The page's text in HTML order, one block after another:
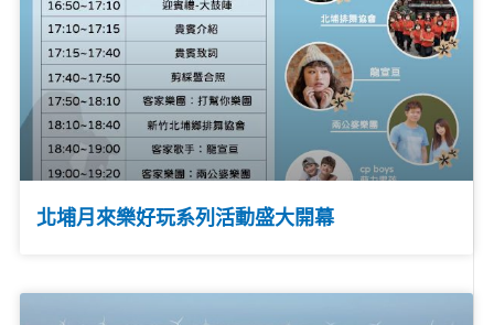
北埔月來樂好玩系列活動盛大開幕